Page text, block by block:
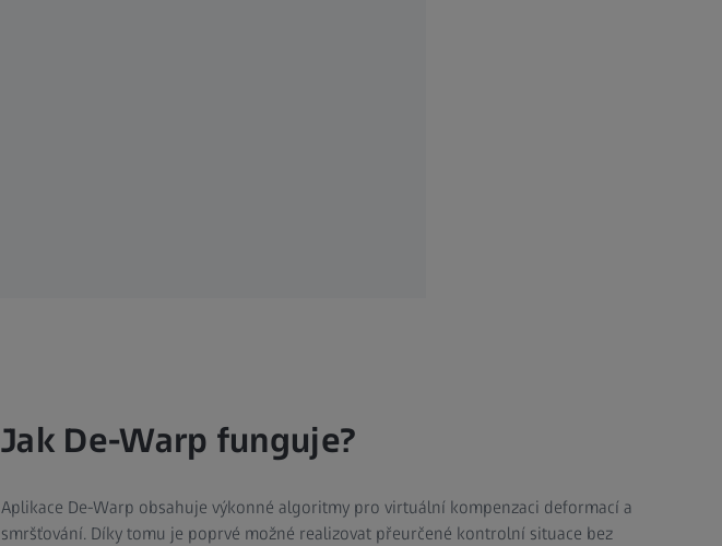
Jak De-Warp funguje?
Aplikace De-Warp obsahuje výkonné algoritmy pro virtuální kompenzaci deformací a
smršťování. Díky tomu je poprvé možné realizovat přeurčené kontrolní situace bez